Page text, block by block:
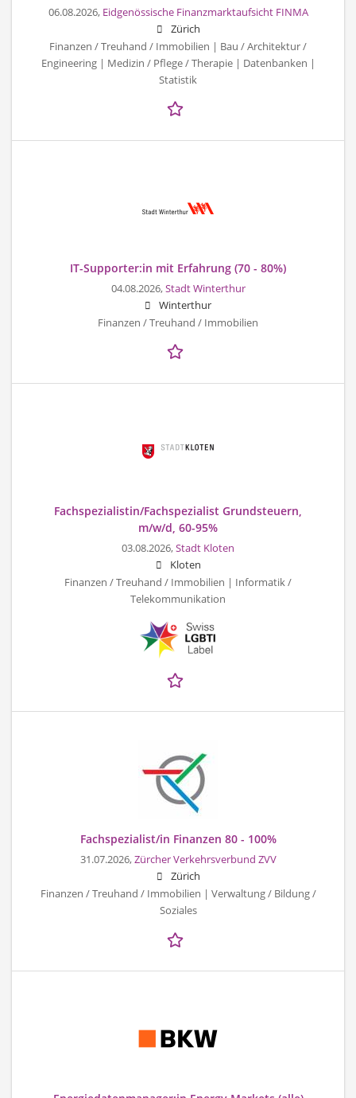
06.08.2026, Eidgenössische Finanzmarktaufsicht FINMA
Zürich
Finanzen / Treuhand / Immobilien | Bau / Architektur /
Engineering | Medizin / Pflege / Therapie | Datenbanken |
Statistik
IT-Supporter:in mit Erfahrung (70 - 80%)
04.08.2026,Stadt Winterthur
Winterthur
Finanzen / Treuhand / Immobilien
Fachspezialistin/Fachspezialist Grundsteuern,
m/w/d, 60-95%
03.08.2026,Stadt Kloten
Kloten
Finanzen / Treuhand / Immobilien | Informatik /
Telekommunikation
Fachspezialist/in Finanzen 80 - 100%
31.07.2026,Zürcher Verkehrsverbund ZVV
Zürich
Finanzen / Treuhand / Immobilien | Verwaltung / Bildung /
Soziales